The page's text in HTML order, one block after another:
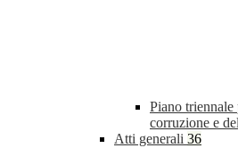
Piano triennale
corruzione e
Atti generali 36